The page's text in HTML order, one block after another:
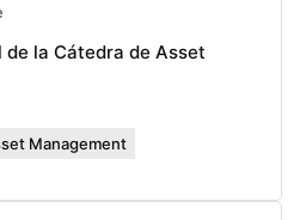
de la Cátedra de Asset
Management